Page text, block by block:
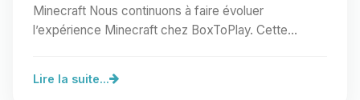
Minecraft Nous continuons à faire évoluer
l’expérience Minecraft chez BoxToPlay. Cette
Lire la suite...